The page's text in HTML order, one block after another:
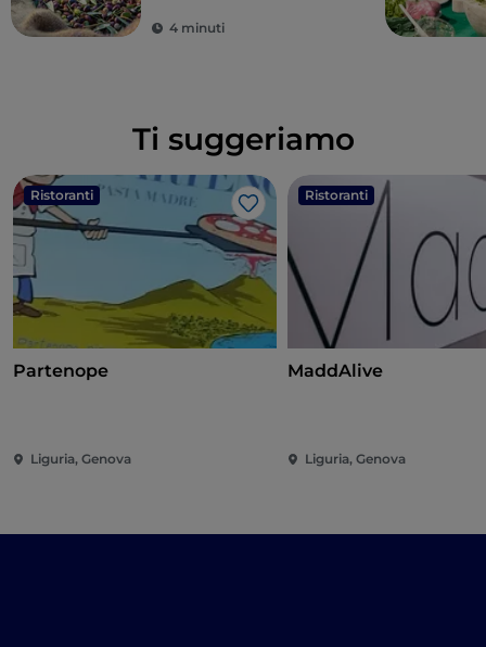
4 minuti
Ti suggeriamo
Ristoranti
Like
Partenope
Liguria, Genova
Ristoranti
MaddAlive
Liguria, Genova